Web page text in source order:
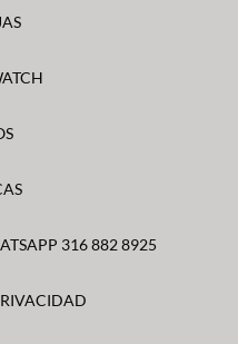
316 882 8925